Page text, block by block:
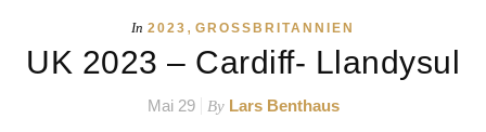
In 2023 , GROSSBRITANNIEN
UK 2023 – Cardiff- Llandysul
Mai 29 By Lars Benthaus